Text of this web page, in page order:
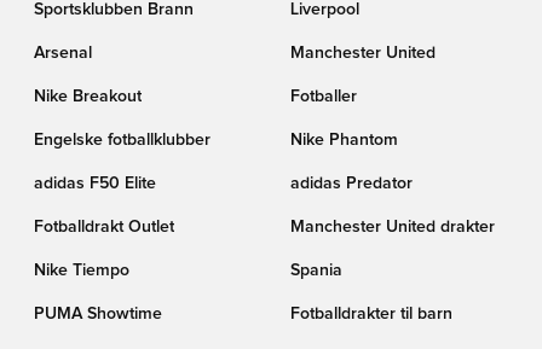
Sportsklubben Brann Liverpool
Arsenal Manchester United
Nike Breakout Fotballer
Engelske fotballklubber Nike Phantom
adidas F50 Elite adidas Predator
Fotballdrakt Outlet Manchester United drakter
Nike Tiempo Spania
PUMA Showtime Fotballdrakter til barn